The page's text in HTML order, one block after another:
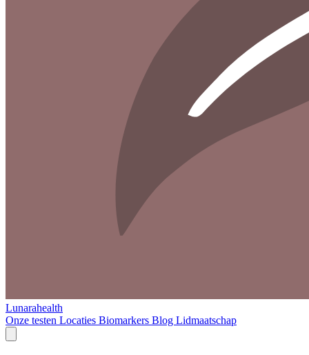
Lunarahealth
Onze testen Locaties Biomarkers Blog Lidmaatschap